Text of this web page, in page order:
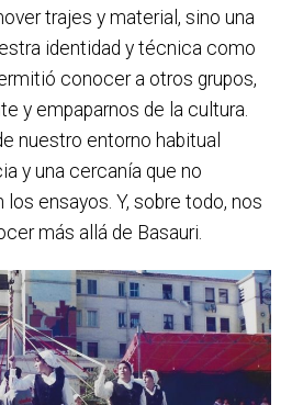
trajes y material, sino una
identidad y técnica como
conocer a otros grupos,
y empaparnos de la cultura.
nuestro entorno habitual
y una cercanía que no
ensayos. Y, sobre todo, nos
más allá de Basauri.